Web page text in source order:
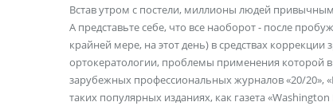
Встав утром с постели, миллионы людей
А представьте себе, что все наоборот - после
крайней мере, на этот день) в средствах
ортокератологии, проблемы применения которой
зарубежных профессиональных журналов «20/20»,
таких популярных изданиях, как газета «Washington